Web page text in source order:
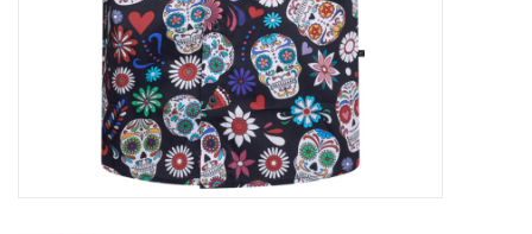
BODYWARMERS
DENIM / SPIJKERGOED